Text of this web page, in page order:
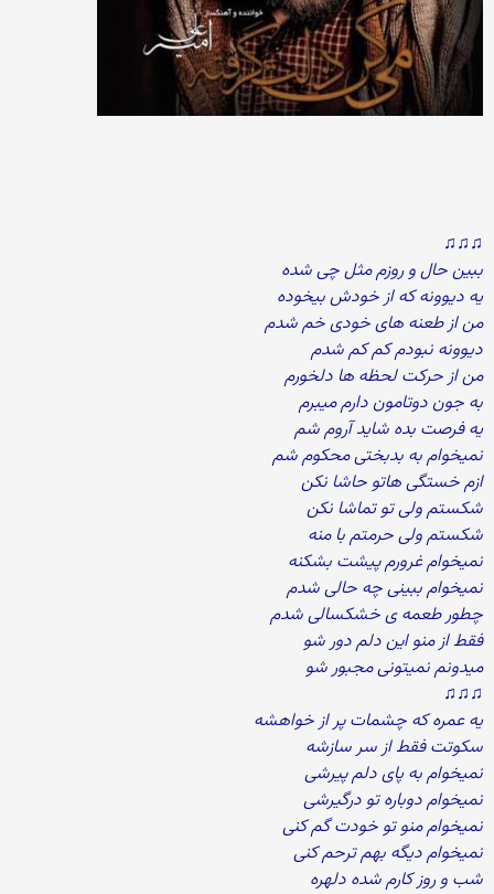
♫♫♫
ببین حال و روزم مثل چی شده
یه دیوونه که از خودش بیخوده
من از طعنه های خودی خم شدم
دیوونه نبودم کم کم شدم
من از حرکت لحظه ها دلخورم
به جون دوتامون دارم میبرم
یه فرصت بده شاید آروم شم
نمیخوام به بدبختی محکوم شم
ازم خستگی هاتو حاشا نکن
شکستم ولی تو تماشا نکن
شکستم ولی حرمتم با منه
نمیخوام غرورم پیشت بشکنه
نمیخوام ببینی چه حالی شدم
چطور طعمه ی خشکسالی شدم
فقط از منو این دلم دور شو
میدونم نمیتونی مجبور شو
♫♫♫
یه عمره که چشمات پر از خواهشه
سکوتت فقط از سر سازشه
نمیخوام به پای دلم پیرشی
نمیخوام دوباره تو درگیرشی
نمیخوام منو تو خودت گم کنی
نمیخوام دیگه بهم ترحم کنی
شب و روز کارم شده دلهره